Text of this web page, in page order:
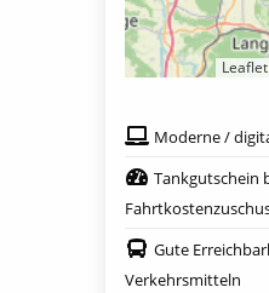
Moderne /
Tankgutschein
Gute
Verkehrsmitteln